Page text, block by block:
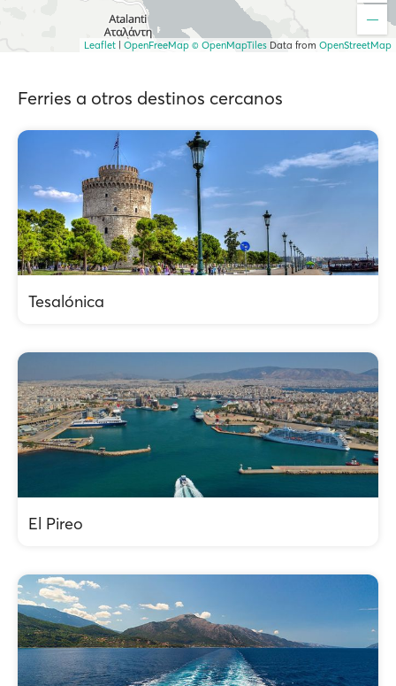
Leaflet OpenFreeMap © OpenMapTiles Data from OpenStreetMap
Ferries a otros destinos cercanos
Tesalónica
El Pireo